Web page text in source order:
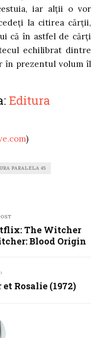
iar alții o vor
la citirea cărții,
că în astfel de cărți
echilibrat dintre
în prezentul volum îl
Editura
)
PARALELA 45
The Witcher
Blood Origin
Rosalie (1972)